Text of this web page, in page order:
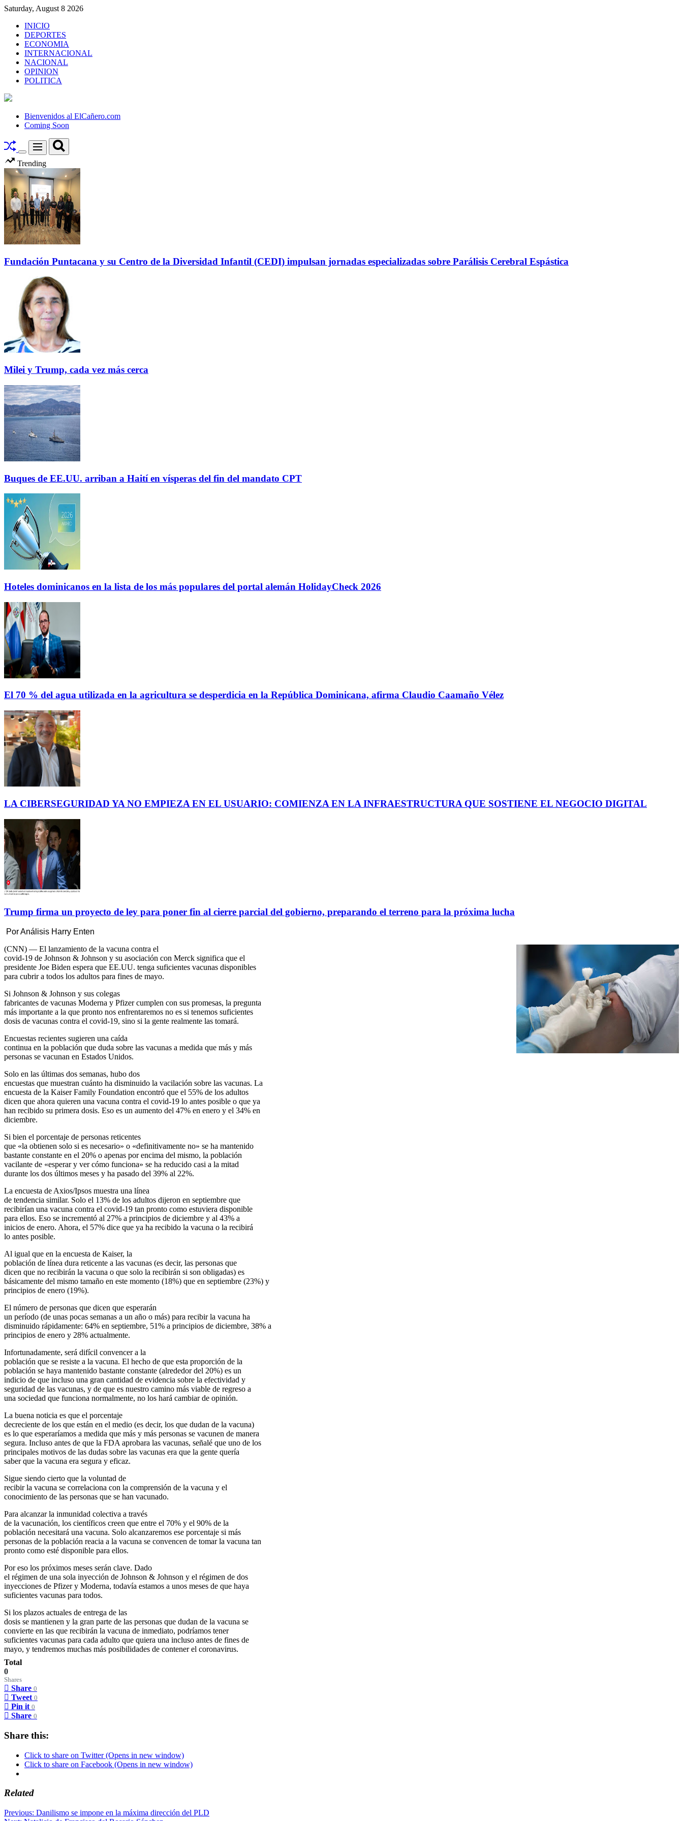
Skip
content
Saturday, August 8 2026
INICIO
DEPORTES
ECONOMIA
INTERNACIONAL
NACIONAL
OPINION
POLITICA
El
Bienvenidos al ElCañero.com
Coming Soon
Switch
color
mode
Menu Search
Trending
Fundación Puntacana y su Centro de la Diversidad Infantil (CEDI) impulsan jornadas especializadas sobre Parálisis Cerebral Espástica
Milei y Trump, cada vez más cerca
Buques de EE.UU. arriban a Haití en vísperas del fin del mandato CPT
Hoteles dominicanos en la lista de los más populares del portal alemán HolidayCheck 2026
El 70 % del agua utilizada en la agricultura se desperdicia en la República Dominicana, afirma Claudio Caamaño Vélez
LA CIBERSEGURIDAD YA NO EMPIEZA EN EL USUARIO: COMIENZA EN LA INFRAESTRUCTURA QUE SOSTIENE EL NEGOCIO DIGITAL
Trump firma un proyecto de ley para poner fin al cierre parcial del gobierno, preparando el terreno para la próxima lucha
Por Análisis Harry Enten
(CNN) — El lanzamiento de la vacuna contra el
covid-19 de Johnson & Johnson y su asociación con Merck significa que el
presidente Joe Biden espera que EE.UU. tenga suficientes vacunas disponibles
para cubrir a todos los adultos para fines de mayo.
Si Johnson & Johnson y sus colegas
fabricantes de vacunas Moderna y Pfizer cumplen con sus promesas, la pregunta
más importante a la que pronto nos enfrentaremos no es si tenemos suficientes
dosis de vacunas contra el covid-19, sino si la gente realmente las tomará.
Encuestas recientes sugieren una caída
continua en la población que duda sobre las vacunas a medida que más y más
personas se vacunan en Estados Unidos.
Solo en las últimas dos semanas, hubo dos
encuestas que muestran cuánto ha disminuido la vacilación sobre las vacunas. La
encuesta de la Kaiser Family Foundation encontró que el 55% de los adultos
dicen que ahora quieren una vacuna contra el covid-19 lo antes posible o que ya
han recibido su primera dosis. Eso es un aumento del 47% en enero y el 34% en
diciembre.
Si bien el porcentaje de personas reticentes
que «la obtienen solo si es necesario» o «definitivamente no» se ha mantenido
bastante constante en el 20% o apenas por encima del mismo, la población
vacilante de «esperar y ver cómo funciona» se ha reducido casi a la mitad
durante los dos últimos meses y ha pasado del 39% al 22%.
La encuesta de Axios/Ipsos muestra una línea
de tendencia similar. Solo el 13% de los adultos dijeron en septiembre que
recibirían una vacuna contra el covid-19 tan pronto como estuviera disponible
para ellos. Eso se incrementó al 27% a principios de diciembre y al 43% a
inicios de enero. Ahora, el 57% dice que ya ha recibido la vacuna o la recibirá
lo antes posible.
Al igual que en la encuesta de Kaiser, la
población de línea dura reticente a las vacunas (es decir, las personas que
dicen que no recibirán la vacuna o que solo la recibirán si son obligadas) es
básicamente del mismo tamaño en este momento (18%) que en septiembre (23%) y
principios de enero (19%).
El número de personas que dicen que esperarán
un período (de unas pocas semanas a un año o más) para recibir la vacuna ha
disminuido rápidamente: 64% en septiembre, 51% a principios de diciembre, 38% a
principios de enero y 28% actualmente.
Infortunadamente, será difícil convencer a la
población que se resiste a la vacuna. El hecho de que esta proporción de la
población se haya mantenido bastante constante (alrededor del 20%) es un
indicio de que incluso una gran cantidad de evidencia sobre la efectividad y
seguridad de las vacunas, y de que es nuestro camino más viable de regreso a
una sociedad que funciona normalmente, no los hará cambiar de opinión.
La buena noticia es que el porcentaje
decreciente de los que están en el medio (es decir, los que dudan de la vacuna)
es lo que esperaríamos a medida que más y más personas se vacunen de manera
segura. Incluso antes de que la FDA aprobara las vacunas, señalé que uno de los
principales motivos de las dudas sobre las vacunas era que la gente quería
saber que la vacuna era segura y eficaz.
Sigue siendo cierto que la voluntad de
recibir la vacuna se correlaciona con la comprensión de la vacuna y el
conocimiento de las personas que se han vacunado.
Para alcanzar la inmunidad colectiva a través
de la vacunación, los científicos creen que entre el 70% y el 90% de la
población necesitará una vacuna. Solo alcanzaremos ese porcentaje si más
personas de la población reacia a la vacuna se convencen de tomar la vacuna tan
pronto como esté disponible para ellos.
Por eso los próximos meses serán clave. Dado
el régimen de una sola inyección de Johnson & Johnson y el régimen de dos
inyecciones de Pfizer y Moderna, todavía estamos a unos meses de que haya
suficientes vacunas para todos.
Si los plazos actuales de entrega de las
dosis se mantienen y la gran parte de las personas que dudan de la vacuna se
convierte en las que recibirán la vacuna de inmediato, podríamos tener
suficientes vacunas para cada adulto que quiera una incluso antes de fines de
mayo, y tendremos muchas más posibilidades de contener el coronavirus.
Total
0
Shares
Share 0
Tweet 0
Pin it 0
Share 0
Share this:
Click to share on Twitter (Opens in new window)
Click to share on Facebook (Opens in new window)
Related
Post
Previous: Danilismo se impone en la máxima dirección del PLD